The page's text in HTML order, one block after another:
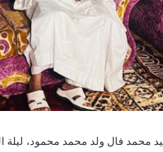
محمد فال ولد محمد محمود، ليلة